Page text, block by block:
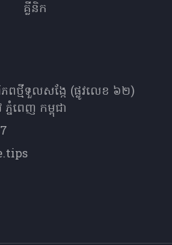
គ្លីនិក
ពថ្មីទួលសង្កែ (ផ្លូវលេខ ៦២)
នំពេញ កម្ពុជា